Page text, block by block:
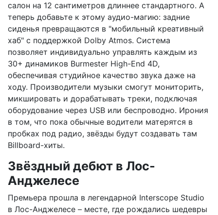
салон на 12 сантиметров длиннее стандартного. А
теперь добавьте к этому аудио-магию: задние
сиденья превращаются в "мобильный креативный
хаб" с поддержкой Dolby Atmos. Система
позволяет индивидуально управлять каждым из
30+ динамиков Burmester High-End 4D,
обеспечивая студийное качество звука даже на
ходу. Производители музыки смогут мониторить,
микшировать и дорабатывать треки, подключая
оборудование через USB или беспроводно. Ирония
в том, что пока обычные водители матерятся в
пробках под радио, звёзды будут создавать там
Billboard-хиты.
Звёздный дебют в Лос-
Анджелесе
Премьера прошла в легендарной Interscope Studio
в Лос-Анджелесе – месте, где рождались шедевры